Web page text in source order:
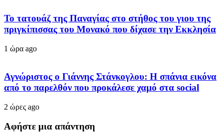
Το τατουάζ της Παναγίας στο στήθος του γιου της
πριγκίπισσας του Μονακό που δίχασε την Εκκλησία
1 ώρα ago
Αγνώριστος ο Γιάννης Στάνκογλου: Η σπάνια εικόνα
από το παρελθόν που προκάλεσε χαμό στα social
2 ώρες ago
Αφήστε μια απάντηση